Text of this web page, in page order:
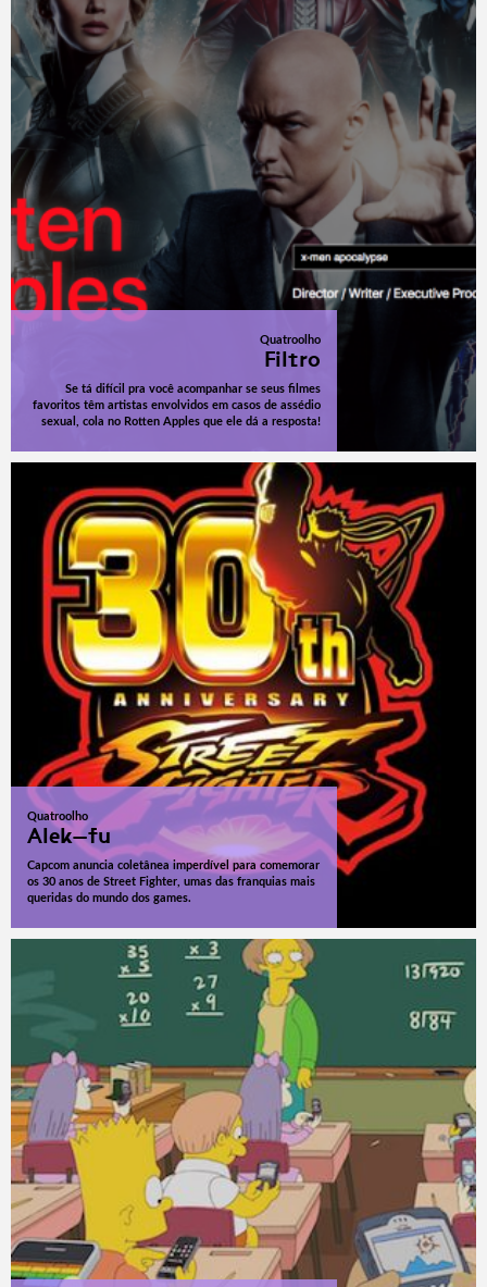
Quatroolho
Filtro
Se tá difícil pra você acompanhar se seus filmes
favoritos têm artistas envolvidos em casos de assédio
sexual, cola no Rotten Apples que ele dá a resposta!
Quatroolho
Alek-fu
Capcom anuncia coletânea imperdível para comemorar
os 30 anos de Street Fighter, umas das franquias mais
queridas do mundo dos games.